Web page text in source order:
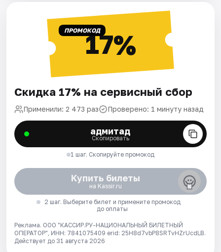
ПРОМОКОД17%
Скидка 17% на сервисный сбор
Применили: 2 473 раз Проверено: 1 минуту назад
адмитад
Скопировать
1 шаг. Скопируйте промокод
Купить билеты
на Kassir.ru
2 шаг. Выберите билет и примените промокод
до оплаты
Реклама. ООО "КАССИР.РУ-НАЦИОНАЛЬНЫЙ БИЛЕТНЫЙ
ОПЕРАТОР", ИНН: 7841075409 erid: 25H8d7vbP8SRTvHZrUcdLB.
Действует до 31 августа 2026